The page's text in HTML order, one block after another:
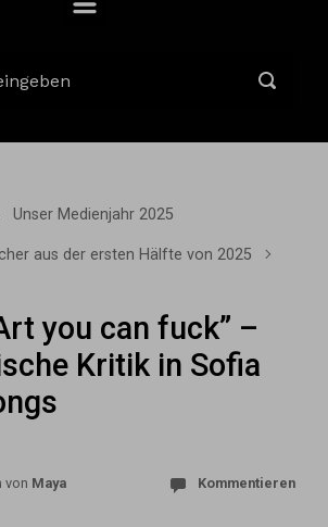
Unser Medienjahr 2025
aus der ersten Hälfte von 2025
you can fuck” –
Kritik in Sofia
von Maya
Kommentieren